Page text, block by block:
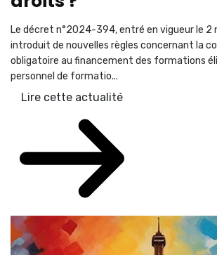
Le décret n°2024-394, entré en vigueur le 2
introduit de nouvelles règles concernant la
obligatoire au financement des formations
personnel de formatio...
Lire cette actualité